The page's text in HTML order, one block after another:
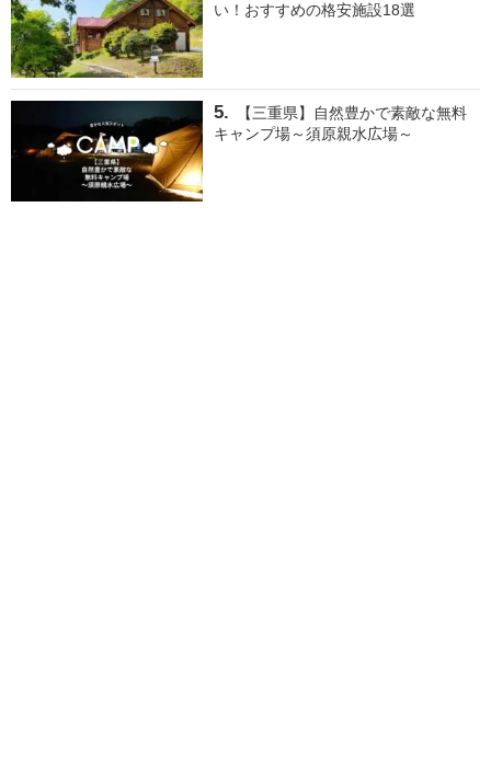
い！おすすめの格安施設18選
【三重県】自然豊かで素敵な無料
キャンプ場～須原親水広場～